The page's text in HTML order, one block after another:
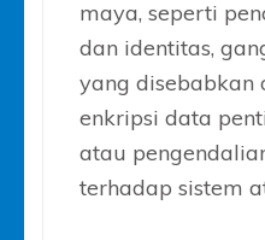
maya, seperti
dan identitas,
yang disebabkan
enkripsi data
atau
terhadap sistem